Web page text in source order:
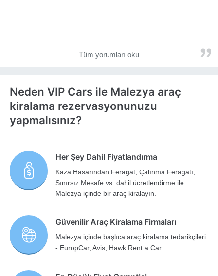
Tüm yorumları oku
Neden VIP Cars ile Malezya araç
kiralama rezervasyonunuzu
yapmalısınız?
Her Şey Dahil Fiyatlandırma
Kaza Hasarından Feragat, Çalınma Feragatı,
Sınırsız Mesafe vs. dahil ücretlendirme ile
Malezya içinde bir araç kiralayın.
Güvenilir Araç Kiralama Firmaları
Malezya içinde başlıca araç kiralama tedarikçileri
- EuropCar, Avis, Hawk Rent a Car